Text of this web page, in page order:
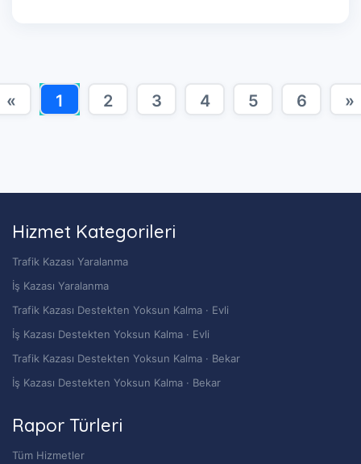
« 1 2 3 4 5 6 »
Hizmet Kategorileri
Trafik Kazası Yaralanma
İş Kazası Yaralanma
Trafik Kazası Destekten Yoksun Kalma · Evli
İş Kazası Destekten Yoksun Kalma · Evli
Trafik Kazası Destekten Yoksun Kalma · Bekar
İş Kazası Destekten Yoksun Kalma · Bekar
Rapor Türleri
Tüm Hizmetler